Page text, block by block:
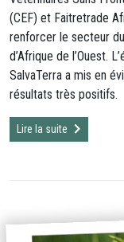
(CEF) et Faitretrade
renforcer le secteur
d’Afrique de l’Ouest.
SalvaTerra a mis en
résultats très positifs.
Lire la suite